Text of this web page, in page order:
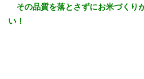
その品質を落とさずにお米づくり
い！